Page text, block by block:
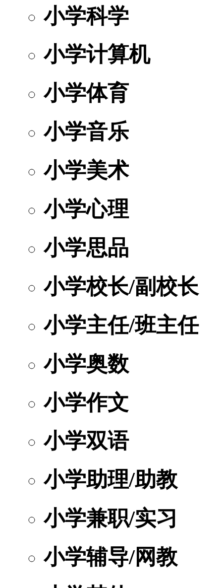
小学科学
小学计算机
小学体育
小学音乐
小学美术
小学心理
小学思品
小学校长/副校长
小学主任/班主任
小学奥数
小学作文
小学双语
小学助理/助教
小学兼职/实习
小学辅导/网教